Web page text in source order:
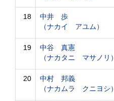
18
中井 歩
（ナカイ アユム）
19
中谷 真憲
（ナカタニ マサノリ）
20
中村 邦義
（ナカムラ クニヨシ）